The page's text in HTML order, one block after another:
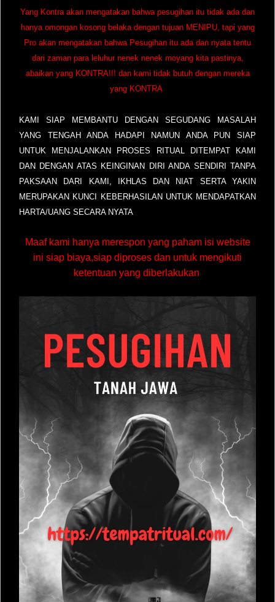
Yang Kontra akan mengatakan bahwa pesugihan itu tidak ada dan
hanya omongan kosong belaka dengan tujuan MENIPU, tapi yang
Pro akan mengatakan bahwa Pesugihan itu ada dan nyata tentu
dari zaman para leluhur nenek nenek moyang kita pastinya,
abaikan yang KONTRA!!! dan kami tidak butuh dengan mereka
yang KONTRA
KAMI SIAP MEMBANTU DENGAN SEGUDANG MASALAH
YANG TENGAH ANDA HADAPI NAMUN ANDA PUN SIAP
UNTUK MENJALANKAN PROSES RITUAL DITEMPAT KAMI
DAN DENGAN ATAS KEINGINAN DIRI ANDA SENDIRI TANPA
PAKSAAN DARI KAMI, IKHLAS DAN NIAT SERTA YAKIN
MERUPAKAN KUNCI KEBERHASILAN UNTUK MENDAPATKAN
HARTA/UANG SECARA NYATA
Maaf kami hanya merespon yang paham isi website
ini siap biaya,siap diproses dan untuk mengikuti
ketentuan yang diberlakukan